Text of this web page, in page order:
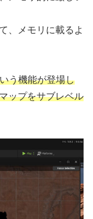
、メモリに載るよ
う機能が登場し
ップをサブレベル